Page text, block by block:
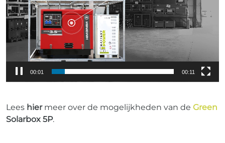
00:01 00:11
Lees hier meer over de mogelijkheden van de Green
Solarbox 5P.